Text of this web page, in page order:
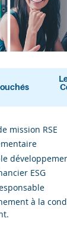
mission RSE
ESG
à la